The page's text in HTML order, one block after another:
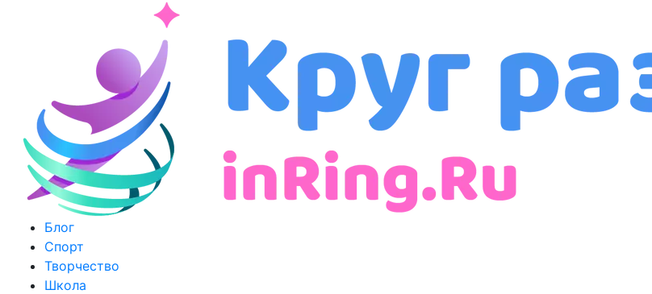
Блог
Спорт
Творчество
Школа